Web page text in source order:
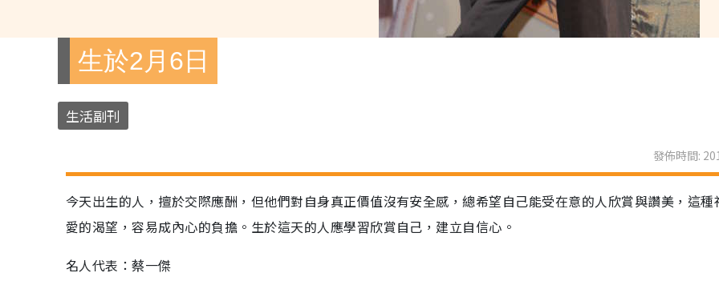
生於2月6日
生活副刊
發佈時間:
今天出生的人，擅於交際應酬，但他們對自身真正價值沒有安全感，總希望自己能受在意的人欣賞與讚美，這種
愛的渴望，容易成內心的負擔。生於這天的人應學習欣賞自己，建立自信心。
名人代表：蔡一傑